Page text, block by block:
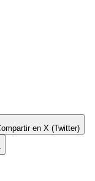
en X (Twitter)